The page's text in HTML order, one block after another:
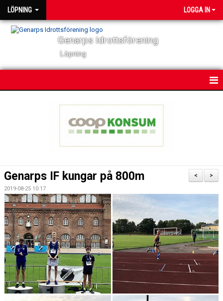
LÖPNING LOGGA IN
Genarps Idrottsförening
Löpning
VÅRA LÖPARE
POWER 60
KONTAKT
LÄNKAR
INTERNA TÄVLINGAR
GIFT GENARPS IF TRAIL 2026
>
<
Genarps IF kungar på 800m
2019-08-25 10:17